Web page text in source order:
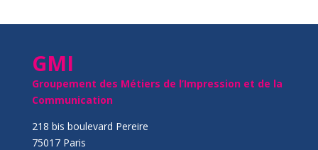
GMI
Groupement des Métiers de l’Impression et de la
Communication
218 bis boulevard Pereire
75017 Paris